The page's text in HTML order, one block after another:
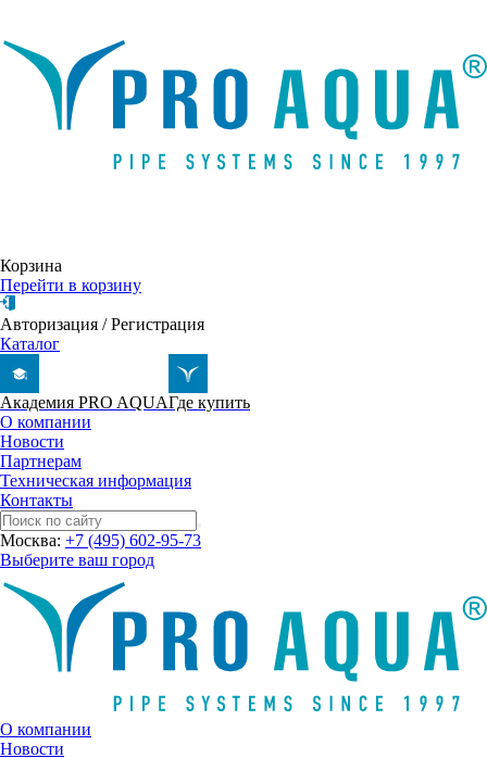
Корзина
Перейти в корзину
Авторизация /Регистрация
Каталог
Академия PRO AQUAГде купить
О компании
Новости
Партнерам
Техническая информация
Контакты
Москва: +7 (495) 602-95-73
Выберите ваш город
О компании
Новости